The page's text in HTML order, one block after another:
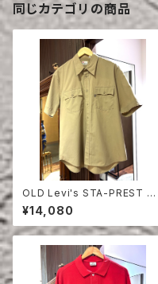
同じカテゴリの商品
OLD Levi's STA-PREST HA
LF SLEEVE SHIRT
¥14,080